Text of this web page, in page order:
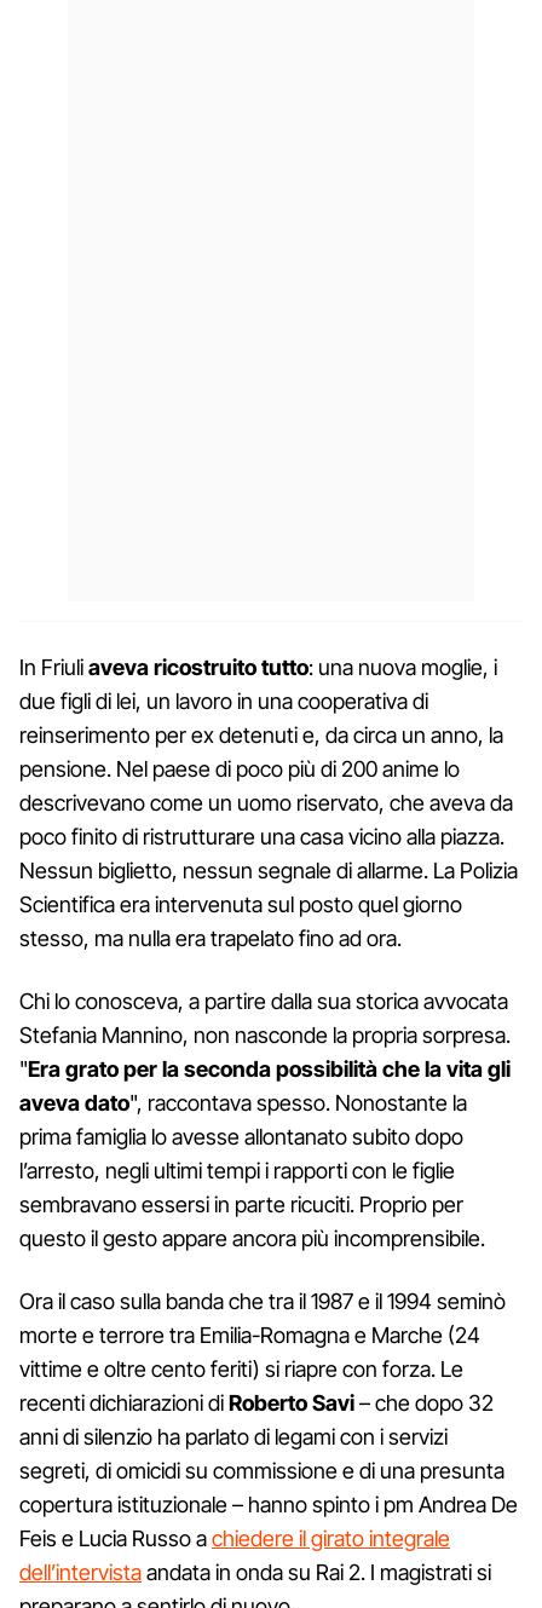
In Friuliaveva ricostruito tutto: una nuova moglie, i
due figli di lei, un lavoro in una cooperativa di
reinserimento per ex detenuti e, da circa un anno, la
pensione. Nel paese di poco più di 200 anime lo
descrivevano come un uomo riservato, che aveva da
poco finito di ristrutturare una casa vicino alla piazza.
Nessun biglietto, nessun segnale di allarme. La Polizia
Scientifica era intervenuta sul posto quel giorno
stesso, ma nulla era trapelato fino ad ora.
Chi lo conosceva, a partire dalla sua storica avvocata
Stefania Mannino, non nasconde la propria sorpresa.
"Era grato per la seconda possibilità che la vita gli
aveva dato", raccontava spesso. Nonostante la
prima famiglia lo avesse allontanato subito dopo
l’arresto, negli ultimi tempi i rapporti con le figlie
sembravano essersi in parte ricuciti. Proprio per
questo il gesto appare ancora più incomprensibile.
Ora il caso sulla banda che tra il 1987 e il 1994 seminò
morte e terrore tra Emilia-Romagna e Marche (24
vittime e oltre cento feriti) si riapre con forza. Le
recenti dichiarazioni diRoberto Savi– che dopo 32
anni di silenzio ha parlato di legami con i servizi
segreti, di omicidi su commissione e di una presunta
copertura istituzionale – hanno spinto i pm Andrea De
Feis e Lucia Russo achiedere il girato integrale
dell’intervistaandata in onda su Rai 2. I magistrati si